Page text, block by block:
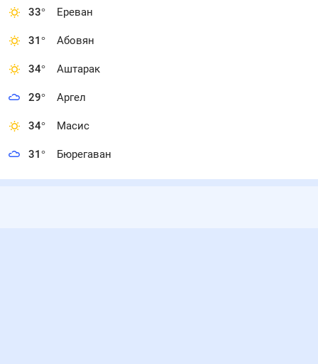
33° Ереван
31° Абовян
34° Аштарак
29° Аргел
34° Масис
31° Бюрегаван